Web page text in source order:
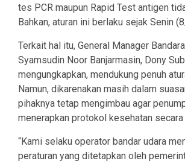
tes PCR maupun Rapid Test antigen
Bahkan, aturan ini berlaku sejak Senin
Terkait hal itu, General Manager
Syamsudin Noor Banjarmasin, Dony
mengungkapkan, mendukung penuh
Namun, dikarenakan masih dalam
pihaknya tetap mengimbau agar
menerapkan protokol kesehatan secara
“Kami selaku operator bandar udara
peraturan yang ditetapkan oleh